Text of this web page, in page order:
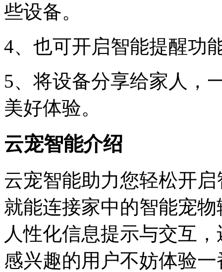
些设备。
4、也可开启智能提醒功
5、将设备分享给家人，
美好体验。
云宠智能介绍
云宠智能助力您轻松开
就能连接家中的智能宠
人性化信息提示与交互
感兴趣的用户不妨体验一